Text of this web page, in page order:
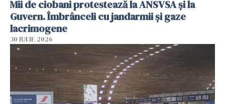
Mii de ciobani protestează la ANSVSA și la
Guvern. Îmbrânceli cu jandarmii și gaze
lacrimogene
30 IULIE 2026